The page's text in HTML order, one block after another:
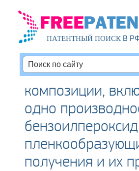
ПАТЕНТНЫЙ ПОИСКВ
композиции,
одно
получения и их